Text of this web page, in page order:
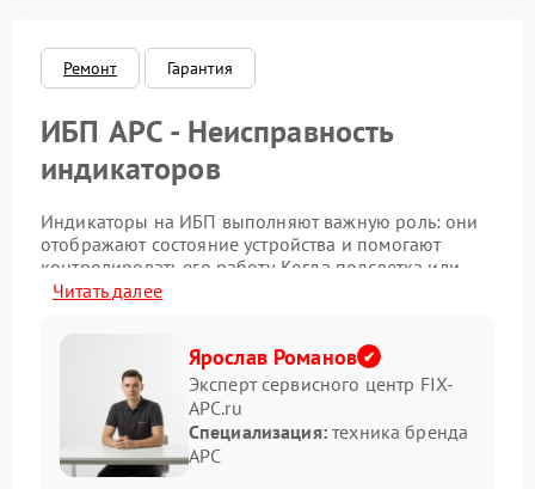
Ремонт Гарантия
ИБП APC - Неисправность
индикаторов
Индикаторы на ИБП выполняют важную роль: они
отображают состояние устройства и помогают
контролировать его работу. Когда подсветка или
сигналы начинают работать нестабильно, это
Симптомы неисправности
Наиболее заметные признаки связаны с
неправильной индикацией:
Читать далее
Ярослав Романов
Эксперт сервисного центр FIX-
APC.ru
Специализация:техника бренда
APC